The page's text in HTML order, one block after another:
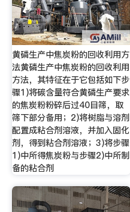
黄磷生产中焦炭粉的回收利用方
法黄磷生产中焦炭粉的回收利用
方法，其特征在于它包括如下步
骤1)将碳含量符合黄磷生产要求
的焦炭粉粉碎后过40目筛，取
筛下部分备用；2)将树脂与溶剂
配置成粘合剂溶液，并加入固化
剂，得到粘合剂溶液；3)将步骤
1)中所得焦炭粉与步骤2)中所制
备的粘合剂